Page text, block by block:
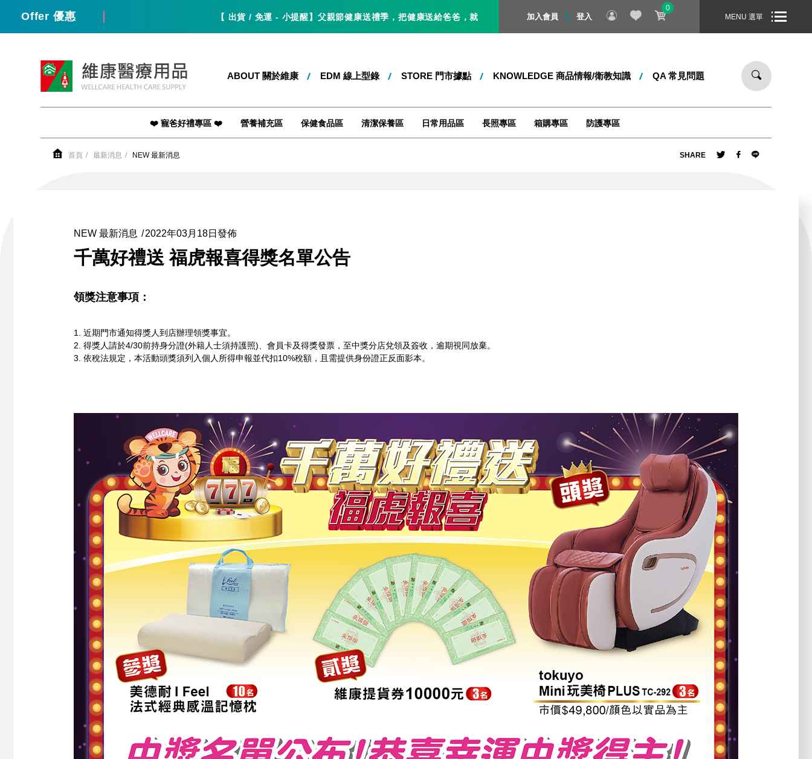
Offer 優惠 【 出貨 / 免運 - 小提醒】父親節健康送禮季，把健康送給爸爸，就是最好的父親節禮物！即日起 ～ 8/31 止，全站消費滿 1000 元，即享免運宅配到您家！商品配
加入會員 登入
0
MENU 選單
ABOUT 關於維康
EDM 線上型錄 STORE 門市據點 KNOWLEDGE 商品情報/衛教知識 QA 常見問題
❤️ 寵爸好禮專區 ❤️ 營養補充區 保健食品區 清潔保養區 日常用品區 長照專區 箱購專區 防護專區
首頁 最新消息 NEW 最新消息 SHARE
NEW 最新消息 2022年03月18日發佈
千萬好禮送 福虎報喜得獎名單公告
領獎注意事項：
1. 近期門市通知得獎人到店辦理領獎事宜。
2. 得獎人請於4/30前持身分證(外籍人士須持護照)、會員卡及得獎發票，至中獎分店兌領及簽收，逾期視同放棄。
3. 依稅法規定，本活動頭獎須列入個人所得申報並代扣10%稅額，且需提供身份證正反面影本。